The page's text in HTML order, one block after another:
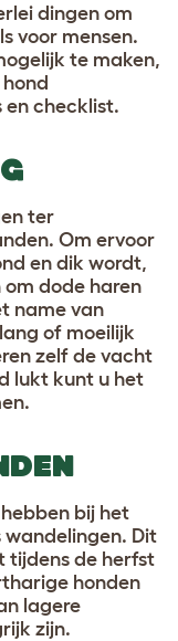
dingen om
voor mensen.
te maken,
en checklist.
ter
Om ervoor
en dik wordt,
dode haren
name van
of moeilijk
zelf de vacht
lukt kunt u het
bij het
wandelingen. Dit
tijdens de herfst
honden
lagere
zijn.